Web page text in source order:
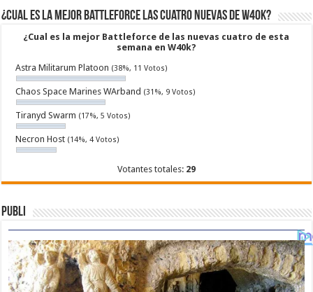
¿Cual es la mejor Battleforce las cuatro nuevas de W40k?
¿Cual es la mejor Battleforce de las nuevas cuatro de esta
semana en W40k?
Astra Militarum Platoon (38%, 11 Votos)
Chaos Space Marines WArband (31%, 9 Votos)
Tiranyd Swarm (17%, 5 Votos)
Necron Host (14%, 4 Votos)
Votantes totales: 29
Publi